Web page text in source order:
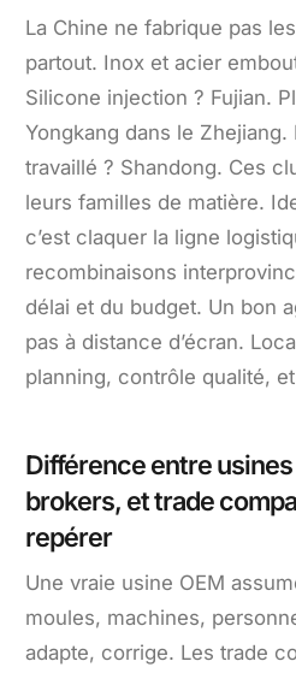
La Chine ne fabrique pas
partout. Inox et acier
Silicone injection ? Fujian.
Yongkang dans le Zhejiang.
travaillé ? Shandong. Ces
leurs familles de matière.
c’est claquer la ligne
recombinaisons
délai et du budget. Un bon
pas à distance d’écran.
planning, contrôle qualité,
Différence entre
brokers, et trade
repérer
Une vraie usine OEM
moules, machines,
adapte, corrige. Les trade